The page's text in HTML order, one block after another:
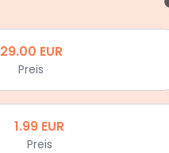
29.00 EUR
Preis
1.99 EUR
Preis